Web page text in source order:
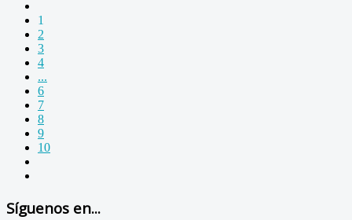
1
2
3
4
...
6
7
8
9
10
Síguenos en...